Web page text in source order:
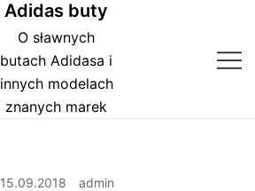
Adidas buty
O sławnych
butach Adidasa i
innych modelach
znanych marek
15.09.2018 admin